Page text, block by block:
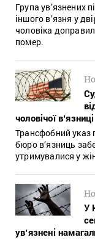
Група ув’язнених
іншого в’язня у
чоловіка
помер.
чоловічої вʼязниці
Трансфобний указ
бюро в’язниць
утримувалися у
У
увʼязнені